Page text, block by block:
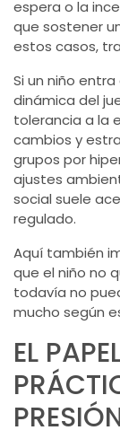
espera o la
que sostener
estos casos,
Si un niño
dinámica del
tolerancia a la
cambios y
grupos por
ajustes
social suele
regulado.
Aquí también
que el niño no
todavía no
mucho según
EL